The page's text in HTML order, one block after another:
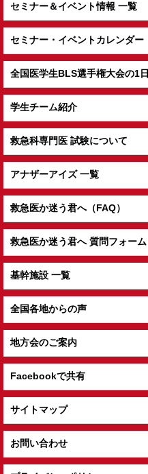
セミナー＆イベント情報 一覧
セミナー・イベントカレンダー
全国医学生BLS選手権大会の1日
学生チーム紹介
救急科専門医 試験について
アナザーアイズ 一覧
救急医か迷う君へ（FAQ）
救急医か迷う君へ 質問フォーム
基幹施設 一覧
全国各地からの声
地方会のご案内
Facebookで共有
サイトマップ
お問い合わせ